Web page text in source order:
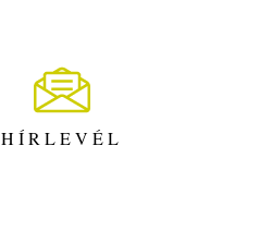
HÍRLEVÉL